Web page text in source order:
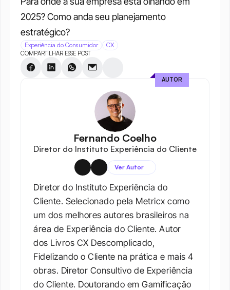
2025? Como anda seu planejamento
estratégico?
Experiência do Consumidor CX
COMPARTILHAR ESSE POST
Fernando Coelho
Diretor do Instituto Experiência do Cliente
Ver Autor
Diretor do Instituto Experiência do
Cliente. Selecionado pela Metricx como
um dos melhores autores brasileiros na
área de Experiência do Cliente. Autor
dos Livros CX Descomplicado,
Fidelizando o Cliente na prática e mais 4
obras. Diretor Consultivo de Experiência
do Cliente. Doutorando em Gamificação
AUTOR